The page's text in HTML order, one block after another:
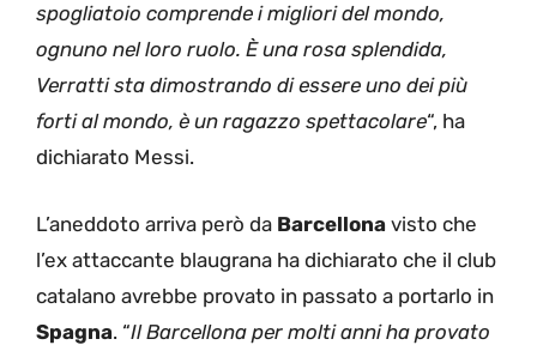
spogliatoio comprende i migliori del mondo,
ognuno nel loro ruolo. È una rosa splendida,
Verratti sta dimostrando di essere uno dei più
forti al mondo, è un ragazzo spettacolare“, ha
dichiarato Messi.
L’aneddoto arriva però da Barcellona visto che
l’ex attaccante blaugrana ha dichiarato che il club
catalano avrebbe provato in passato a portarlo in
Spagna. “Il Barcellona per molti anni ha provato